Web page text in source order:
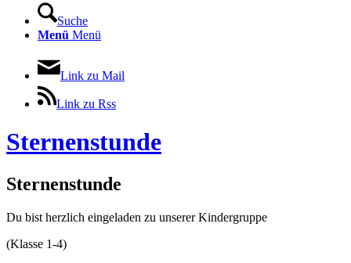
Suche
Menü Menü
Link zu Mail
Link zu Rss
Sternenstunde
Sternenstunde
Du bist herzlich eingeladen zu unserer Kindergruppe
(Klasse 1-4)